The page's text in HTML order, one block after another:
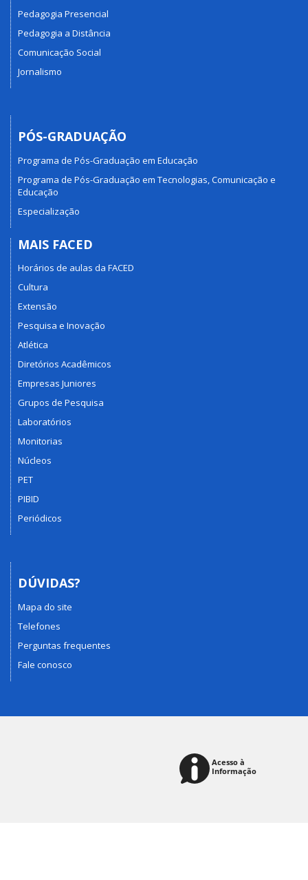
Pedagogia Presencial
Pedagogia a Distância
Comunicação Social
Jornalismo
PÓS-GRADUAÇÃO
Programa de Pós-Graduação em Educação
Programa de Pós-Graduação em Tecnologias, Comunicação e
Educação
Especialização
MAIS FACED
Horários de aulas da FACED
Cultura
Extensão
Pesquisa e Inovação
Atlética
Diretórios Acadêmicos
Empresas Juniores
Grupos de Pesquisa
Laboratórios
Monitorias
Núcleos
PET
PIBID
Periódicos
DÚVIDAS?
Mapa do site
Telefones
Perguntas frequentes
Fale conosco